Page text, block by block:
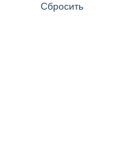
Сбросить